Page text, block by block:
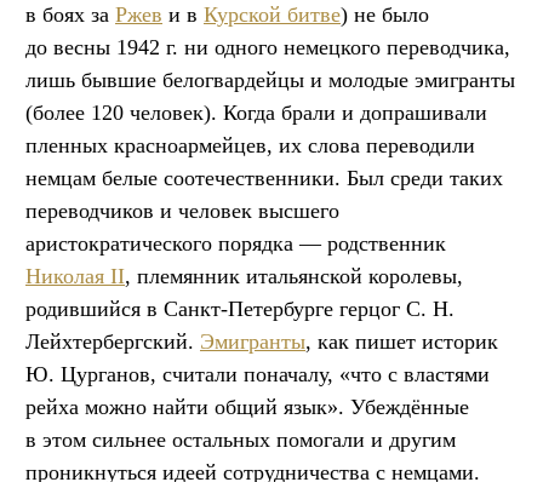
в боях за Ржев и в Курской битве) не было
до весны 1942 г. ни одного немецкого переводчика,
лишь бывшие белогвардейцы и молодые эмигранты
(более 120 человек). Когда брали и допрашивали
пленных красноармейцев, их слова переводили
немцам белые соотечественники. Был среди таких
переводчиков и человек высшего
аристократического порядка — родственник
Николая II, племянник итальянской королевы,
родившийся в Санкт-Петербурге герцог С. Н.
Лейхтербергский. Эмигранты, как пишет историк
Ю. Цурганов, считали поначалу, «что с властями
рейха можно найти общий язык». Убеждённые
в этом сильнее остальных помогали и другим
проникнуться идеей сотрудничества с немцами.